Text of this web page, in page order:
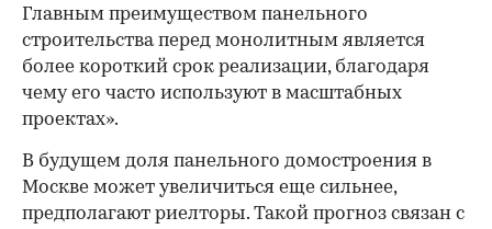
Главным преимуществом панельного
строительства перед монолитным является
более короткий срок реализации, благодаря
чему его часто используют в масштабных
проектах».
В будущем доля панельного домостроения в
Москве может увеличиться еще сильнее,
предполагают риелторы. Такой прогноз связан с